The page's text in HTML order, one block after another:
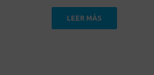
LEER MÁS